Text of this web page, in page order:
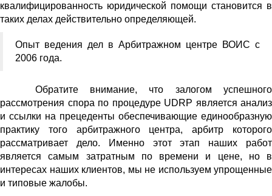
квалифицированность юридической помощи становится в
таких делах действительно определяющей.
Опыт ведения дел в Арбитражном центре ВОИС с
2006 года.
Обратите внимание, что залогом успешного
рассмотрения спора по процедуре UDRP является анализ
и ссылки на прецеденты обеспечивающие единообразную
практику того арбитражного центра, арбитр которого
рассматривает дело. Именно этот этап наших работ
является самым затратным по времени и цене, но в
интересах наших клиентов, мы не используем упрощенные
и типовые жалобы.